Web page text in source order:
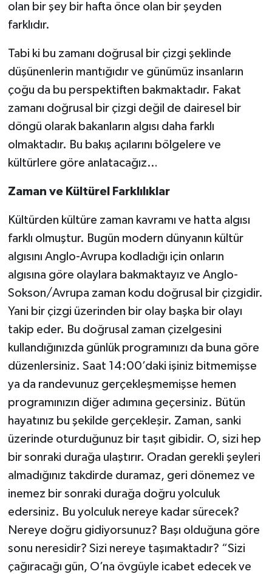
olan bir şey bir hafta önce olan bir şeyden
farklıdır.
Tabi ki bu zamanı doğrusal bir çizgi şeklinde
düşünenlerin mantığıdır ve günümüz insanların
çoğu da bu perspektiften bakmaktadır. Fakat
zamanı doğrusal bir çizgi değil de dairesel bir
döngü olarak bakanların algısı daha farklı
olmaktadır. Bu bakış açılarını bölgelere ve
kültürlere göre anlatacağız…
Zaman ve Kültürel Farklılıklar
Kültürden kültüre zaman kavramı ve hatta algısı
farklı olmuştur. Bugün modern dünyanın kültür
algısını Anglo-Avrupa kodladığı için onların
algısına göre olaylara bakmaktayız ve Anglo-
Sokson/Avrupa zaman kodu doğrusal bir çizgidir.
Yani bir çizgi üzerinden bir olay başka bir olayı
takip eder. Bu doğrusal zaman çizelgesini
kullandığınızda günlük programınızı da buna göre
düzenlersiniz. Saat 14:00’daki işiniz bitmemişse
ya da randevunuz gerçekleşmemişse hemen
programınızın diğer adımına geçersiniz. Bütün
hayatınız bu şekilde gerçekleşir. Zaman, sanki
üzerinde oturduğunuz bir taşıt gibidir. O, sizi hep
bir sonraki durağa ulaştırır. Oradan gerekli şeyleri
almadığınız takdirde duramaz, geri dönemez ve
inemez bir sonraki durağa doğru yolculuk
edersiniz. Bu yolculuk nereye kadar sürecek?
Nereye doğru gidiyorsunuz? Başı olduğuna göre
sonu neresidir? Sizi nereye taşımaktadır? “Sizi
çağıracağı gün, O’na övgüyle icabet edecek ve